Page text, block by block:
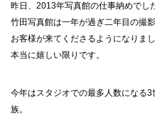
昨日、 2013年写真館の仕事納めでし
竹田写真館は一年が過ぎ二年目の撮
お客様が来てくださるようになりまし
本当に嬉しい限りです。
今年はスタジオでの最多人数になる3
族。